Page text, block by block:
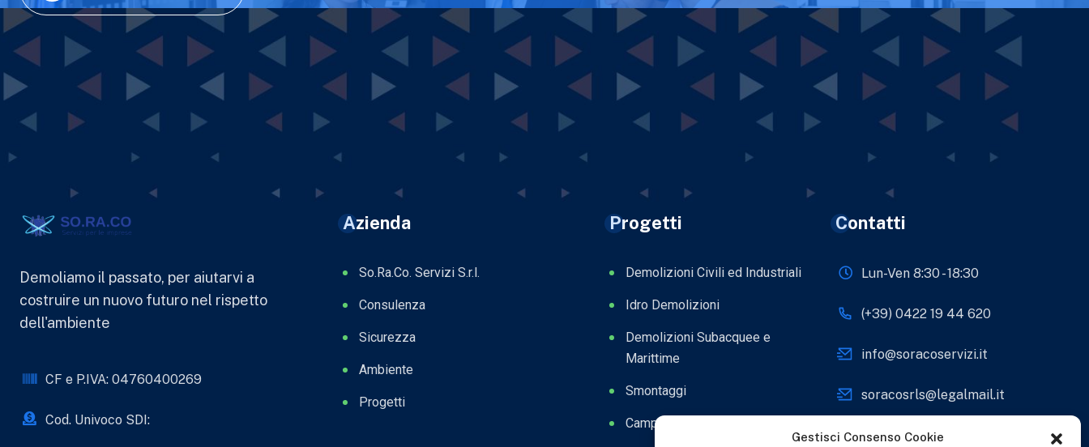
Gestisci Consenso Cookie
Demoliamo il passato, per aiutarvi a
costruire un nuovo futuro nel rispetto
dell'ambiente
CF e P.IVA: 04760400269
Cod. Univoco SDI:
Azienda
So.Ra.Co. Servizi S.r.l.
Consulenza
Sicurezza
Ambiente
Progetti
Progetti
Demolizioni Civili ed Industriali
Idro Demolizioni
Demolizioni Subacquee e
Marittime
Smontaggi
Campagna Mobile
Contatti
Lun-Ven 8:30 - 18:30
(+39) 0422 19 44 620
info@soracoservizi.it
soracosrls@legalmail.it
Viale Sante Biasuzzi 28,